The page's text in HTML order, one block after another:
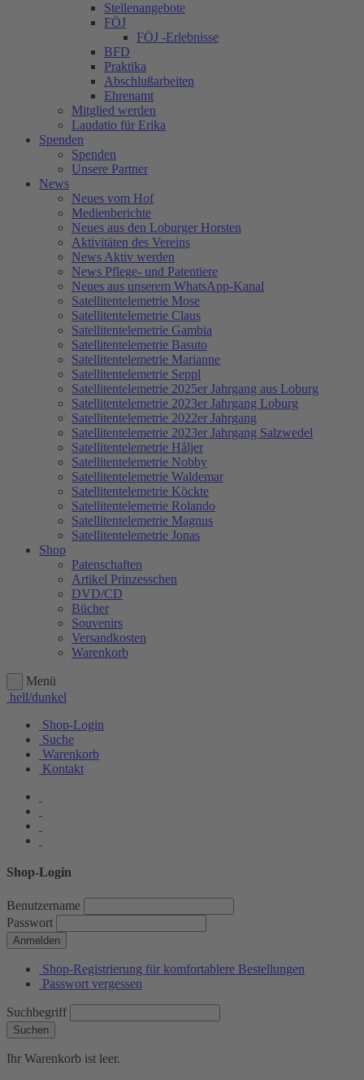
Stellenangebote
FÖJ
FÖJ -Erlebnisse
BFD
Praktika
Abschlußarbeiten
Ehrenamt
Mitglied werden
Laudatio für Erika
Spenden
Spenden
Unsere Partner
News
Neues vom Hof
Medienberichte
Neues aus den Loburger Horsten
Aktivitäten des Vereins
News Aktiv werden
News Pflege- und Patentiere
Neues aus unserem WhatsApp-Kanal
Satellitentelemetrie Mose
Satellitentelemetrie Claus
Satellitentelemetrie Gambia
Satellitentelemetrie Basuto
Satellitentelemetrie Marianne
Satellitentelemetrie Seppl
Satellitentelemetrie 2025er Jahrgang aus Loburg
Satellitentelemetrie 2023er Jahrgang Loburg
Satellitentelemetrie 2022er Jahrgang
Satellitentelemetrie 2023er Jahrgang Salzwedel
Satellitentelemetrie Håljer
Satellitentelemetrie Nobby
Satellitentelemetrie Waldemar
Satellitentelemetrie Köckte
Satellitentelemetrie Rolando
Satellitentelemetrie Magnus
Satellitentelemetrie Jonas
Shop
Patenschaften
Artikel Prinzesschen
DVD/CD
Bücher
Souvenirs
Versandkosten
Warenkorb
Menü
hell/dunkel
Shop-Login
Suche
Warenkorb
Kontakt
Shop-Login
Benutzername
Passwort
Anmelden
Shop-Registrierung für komfortablere Bestellungen
Passwort vergessen
Suchbegriff
Suchen
Ihr Warenkorb ist leer.